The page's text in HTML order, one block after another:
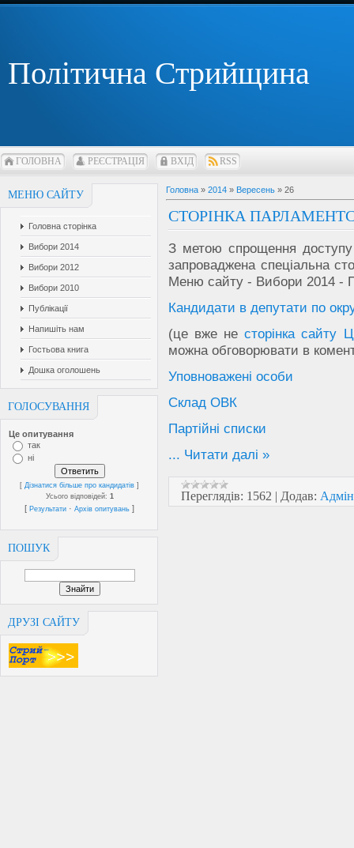
Політична Стрийщина
ГОЛОВНА РЕЄСТРАЦІЯ ВХІД RSS
МЕНЮ САЙТУ
Головна сторінка
Вибори 2014
Вибори 2012
Вибори 2010
Публікації
Напишіть нам
Гостьова книга
Дошка оголошень
ГОЛОСУВАННЯ
Це опитування
так
ні
[Дізнатися більше про кандидатів ]
Усього відповідей: 1
[Результати ·Архів опитувань ]
ПОШУК
ДРУЗІ САЙТУ
Головна » 2014 » Вересень » 26
СТОРІНКА
З метою спрощення
запроваджена спеціальна
Меню сайту - Вибори 2014 -
Кандидати в депутати по
(це вже несторінка сайту
можна обговорювати в
Уповноважені особи
Склад ОВК
Партійні списки
... Читати далі »
Переглядів: 1562 | Додав: Адмін